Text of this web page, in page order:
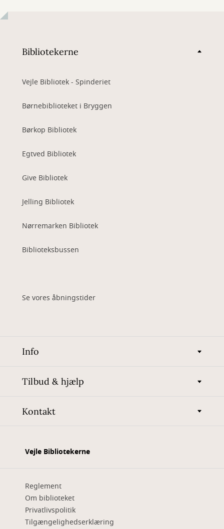
Bibliotekerne
Vejle Bibliotek - Spinderiet
Børnebiblioteket i Bryggen
Børkop Bibliotek
Egtved Bibliotek
Give Bibliotek
Jelling Bibliotek
Nørremarken Bibliotek
Biblioteksbussen
Se vores åbningstider
Info
Tilbud & hjælp
Kontakt
Vejle Bibliotekerne
Reglement
Om biblioteket
Privatlivspolitik
Tilgængelighedserklæring